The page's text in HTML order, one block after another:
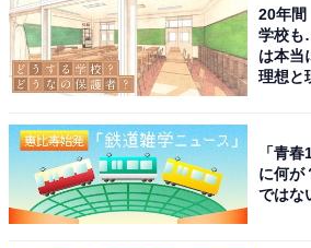
20年間
学校も
は本当
理想と
「青
に何が
ではな